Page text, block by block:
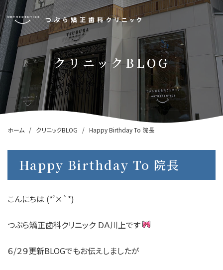
クリニックBLOG
ホーム クリニックBLOG Happy Birthday To 院長
Happy Birthday To 院長
こんにちは (*’×`*)
つぶら矯正歯科クリニック ＤＡ川上です
６/２９更新BLOGでもお伝えしましたが